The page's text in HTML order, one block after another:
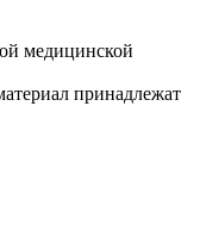
медицинской
принадлежат